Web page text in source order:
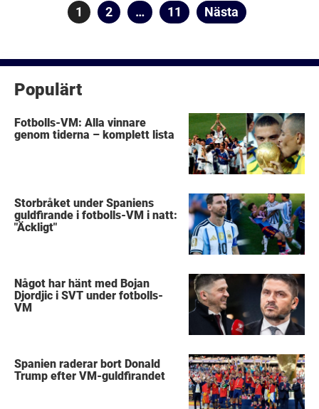
Sidnumrering
Sida
1 Sida
2 … Sida
11 Nästa
Populärt
Fotbolls-VM: Alla vinnare
genom tiderna – komplett lista
Storbråket under Spaniens
guldfirande i fotbolls-VM i natt:
"Äckligt"
Något har hänt med Bojan
Djordjic i SVT under fotbolls-
VM
Spanien raderar bort Donald
Trump efter VM-guldfirandet